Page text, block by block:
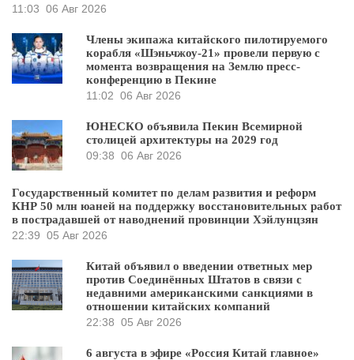
11:03 06 Авг 2026
Члены экипажа китайского пилотируемого
корабля «Шэньчжоу-21» провели первую с
момента возвращения на Землю пресс-
конференцию в Пекине
11:02 06 Авг 2026
ЮНЕСКО объявила Пекин Всемирной
столицей архитектуры на 2029 год
09:38 06 Авг 2026
Государственный комитет по делам развития и реформ
КНР 50 млн юаней на поддержку восстановительных работ
в пострадавшей от наводнений провинции Хэйлунцзян
22:39 05 Авг 2026
Китай объявил о введении ответных мер
против Соединённых Штатов в связи с
недавними американскими санкциями в
отношении китайских компаний
22:38 05 Авг 2026
6 августа в эфире «Россия Китай главное»